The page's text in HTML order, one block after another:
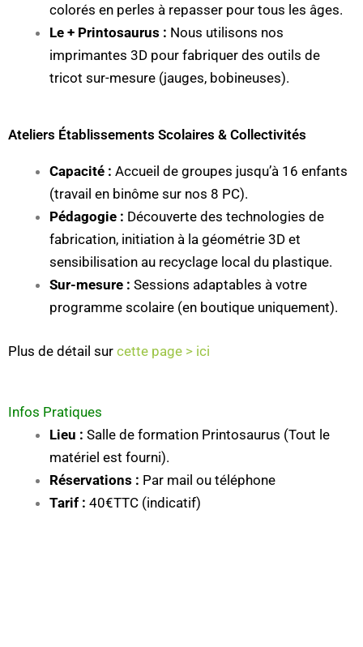
colorés en perles à repasser pour tous les âges.
Le + Printosaurus : Nous utilisons nos
imprimantes 3D pour fabriquer des outils de
tricot sur-mesure (jauges, bobineuses).
Ateliers Établissements Scolaires & Collectivités
Capacité : Accueil de groupes jusqu’à 16 enfants
(travail en binôme sur nos 8 PC).
Pédagogie : Découverte des technologies de
fabrication, initiation à la géométrie 3D et
sensibilisation au recyclage local du plastique.
Sur-mesure : Sessions adaptables à votre
programme scolaire (en boutique uniquement).
Plus de détail sur cette page > ici
Infos Pratiques
Lieu : Salle de formation Printosaurus (Tout le
matériel est fourni).
Réservations : Par mail ou téléphone
Tarif : 40€TTC (indicatif)